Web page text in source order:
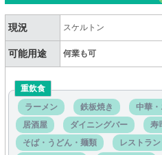
現況 スケルトン
可能用途 何業も可
重飲食
ラーメン
鉄板焼き 中華
居酒屋
ダイニングバー
寿
そば・うどん・麺類
レストラン